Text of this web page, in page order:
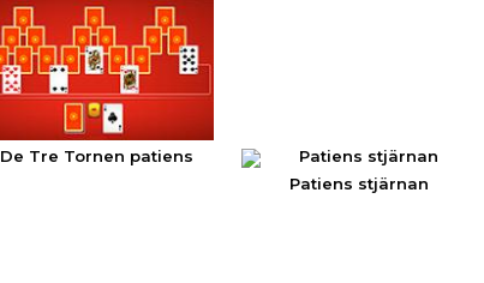
De Tre Tornen patiens
Patiens stjärnan